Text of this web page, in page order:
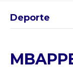
Deporte